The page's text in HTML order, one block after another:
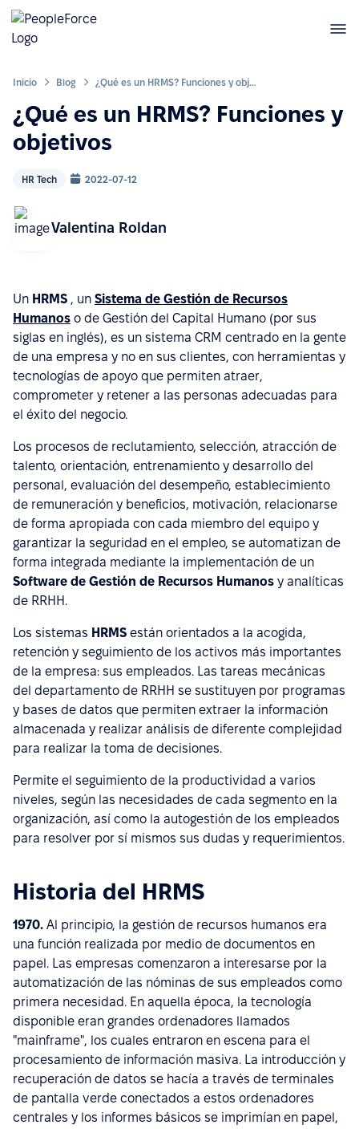
Inicio Blog ¿Qué es un HRMS? Funciones y objetivos
¿Qué es un HRMS? Funciones y
objetivos
HR Tech 2022-07-12
Valentina Roldan
Un HRMS , un Sistema de Gestión de Recursos
Humanos o de Gestión del Capital Humano (por sus
siglas en inglés), es un sistema CRM centrado en la gente
de una empresa y no en sus clientes, con herramientas y
tecnologías de apoyo que permiten atraer,
comprometer y retener a las personas adecuadas para
el éxito del negocio.
Los procesos de reclutamiento, selección, atracción de
talento, orientación, entrenamiento y desarrollo del
personal, evaluación del desempeño, establecimiento
de remuneración y beneficios, motivación, relacionarse
de forma apropiada con cada miembro del equipo y
garantizar la seguridad en el empleo, se automatizan de
forma integrada mediante la implementación de un
Software de Gestión de Recursos Humanos y analíticas
de RRHH.
Los sistemas HRMS están orientados a la acogida,
retención y seguimiento de los activos más importantes
de la empresa: sus empleados. Las tareas mecánicas
del departamento de RRHH se sustituyen por programas
y bases de datos que permiten extraer la información
almacenada y realizar análisis de diferente complejidad
para realizar la toma de decisiones.
Permite el seguimiento de la productividad a varios
niveles, según las necesidades de cada segmento en la
organización, así como la autogestión de los empleados
para resolver por sí mismos sus dudas y requerimientos.
Historia del HRMS
1970. Al principio, la gestión de recursos humanos era
una función realizada por medio de documentos en
papel. Las empresas comenzaron a interesarse por la
automatización de las nóminas de sus empleados como
primera necesidad. En aquella época, la tecnología
disponible eran grandes ordenadores llamados
"mainframe", los cuales entraron en escena para el
procesamiento de información masiva. La introducción y
recuperación de datos se hacía a través de terminales
de pantalla verde conectados a estos ordenadores
centrales y los informes básicos se imprimían en papel,